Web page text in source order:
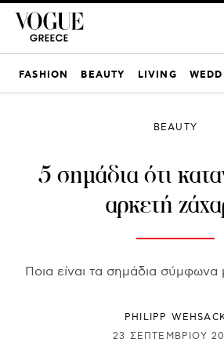
FASHION BEAUTY LIVING
BEAUTY
5 σημάδια ότι
αρκετή
Ποια είναι τα σημάδια σύμφωνα
PHILIPP
23 ΣΕΠΤΕΜΒΡΊΟΥ